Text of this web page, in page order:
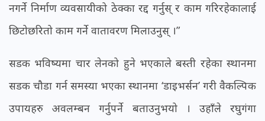
नगर्ने निर्माण व्यवसायीको ठेक्का रद्द गर्नुस् र काम गरिरहेकालाई
छिटोछरितो काम गर्ने वातावरण मिलाउनुस् ।”
सडक भविष्यमा चार लेनको हुने भएकाले बस्ती रहेका स्थानमा
सडक चौडा गर्न समस्या भएका स्थानमा ‘डाइभर्सन’ गरी वैकल्पिक
उपायहरु अवलम्बन गर्नुपर्ने बताउनुभयो । उहाँले रघुगंगा